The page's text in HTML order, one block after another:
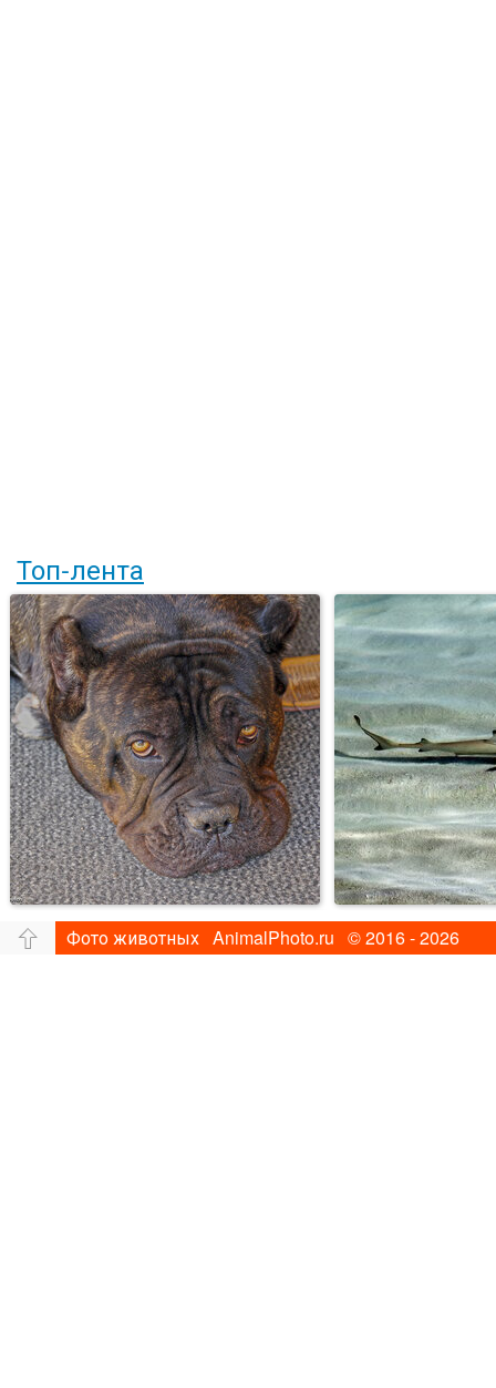
Топ-лента
Фото животных AnimalPhoto.ru © 2016 - 2026